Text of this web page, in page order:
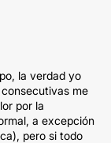
la verdad yo
me
por la
a excepción
pero si todo